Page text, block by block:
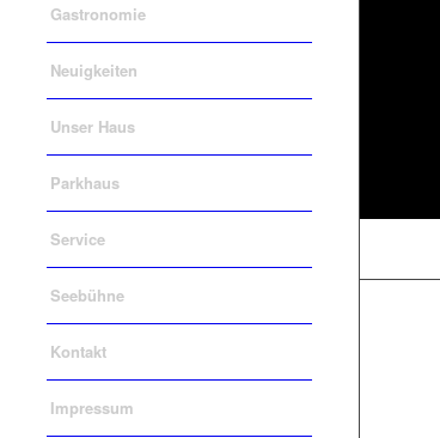
Gastronomie
Neuigkeiten
Unser Haus
Parkhaus
Service
Seebühne
Kontakt
Impressum